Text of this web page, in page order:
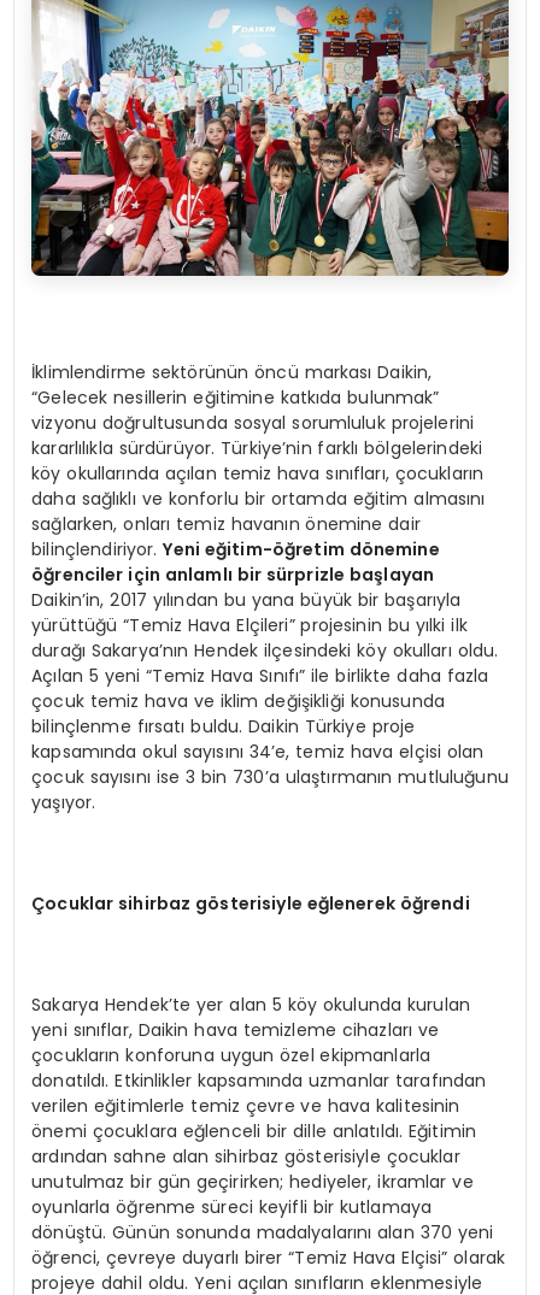
İklimlendirme sektörünün öncü markası Daikin,
“Gelecek nesillerin eğitimine katkıda bulunmak”
vizyonu doğrultusunda sosyal sorumluluk projelerini
kararlılıkla sürdürüyor. Türkiye’nin farklı bölgelerindeki
köy okullarında açılan temiz hava sınıfları, çocukların
daha sağlıklı ve konforlu bir ortamda eğitim almasını
sağlarken, onları temiz havanın önemine dair
bilinçlendiriyor.Yeni eğitim-öğretim dönemine
öğrenciler için anlamlı bir sürprizle başlayan
Daikin’in, 2017 yılından bu yana büyük bir başarıyla
yürüttüğü “Temiz Hava Elçileri” projesinin bu yılki ilk
durağı Sakarya’nın Hendek ilçesindeki köy okulları oldu.
Açılan 5 yeni “Temiz Hava Sınıfı” ile birlikte daha fazla
çocuk temiz hava ve iklim değişikliği konusunda
bilinçlenme fırsatı buldu. Daikin Türkiye proje
kapsamında okul sayısını 34’e, temiz hava elçisi olan
çocuk sayısını ise 3 bin 730’a ulaştırmanın mutluluğunu
yaşıyor.
Çocuklar sihirbaz gösterisiyle eğlenerek öğrendi
Sakarya Hendek’te yer alan 5 köy okulunda kurulan
yeni sınıflar, Daikin hava temizleme cihazları ve
çocukların konforuna uygun özel ekipmanlarla
donatıldı. Etkinlikler kapsamında uzmanlar tarafından
verilen eğitimlerle temiz çevre ve hava kalitesinin
önemi çocuklara eğlenceli bir dille anlatıldı. Eğitimin
ardından sahne alan sihirbaz gösterisiyle çocuklar
unutulmaz bir gün geçirirken; hediyeler, ikramlar ve
oyunlarla öğrenme süreci keyifli bir kutlamaya
dönüştü. Günün sonunda madalyalarını alan 370 yeni
öğrenci, çevreye duyarlı birer “Temiz Hava Elçisi” olarak
projeye dahil oldu. Yeni açılan sınıfların eklenmesiyle